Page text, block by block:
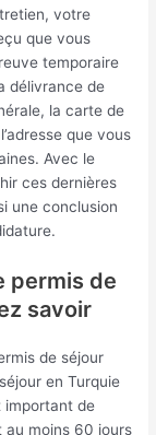
votre
que vous
temporaire
délivrance de
la carte de
que vous
Avec le
ces dernières
une conclusion
permis de
savoir
de séjour
en Turquie
important de
au moins 60 jours